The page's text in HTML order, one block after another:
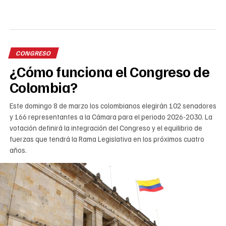
CONGRESO
¿Cómo funciona el Congreso de
Colombia?
Este domingo 8 de marzo los colombianos elegirán 102 senadores
y 166 representantes a la Cámara para el periodo 2026-2030. La
votación definirá la integración del Congreso y el equilibrio de
fuerzas que tendrá la Rama Legislativa en los próximos cuatro
años.